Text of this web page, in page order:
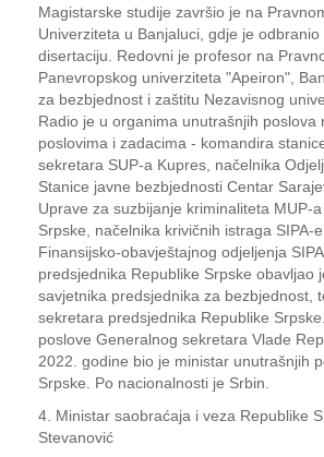
Magistarske studije završio je na
Univerziteta u Banjaluci, gdje je odbranio
disertaciju. Redovni je profesor na
Panevropskog univerziteta "Apeiron",
za bezbjednost i zaštitu Nezavisnog
Radio je u organima unutrašnjih poslova
poslovima i zadacima - komandira
sekretara SUP-a Kupres, načelnika
Stanice javne bezbjednosti Centar
Uprave za suzbijanje kriminaliteta MUP-
Srpske, načelnika krivičnih istraga SIPA-
Finansijsko-obavještajnog odjeljenja
predsjednika Republike Srpske obavljao
savjetnika predsjednika za bezbjednost,
sekretara predsjednika Republike
poslove Generalnog sekretara Vlade
2022. godine bio je ministar unutrašnjih
Srpske. Po nacionalnosti je Srbin.
4. Ministar saobraćaja i veza Republike
Stevanović